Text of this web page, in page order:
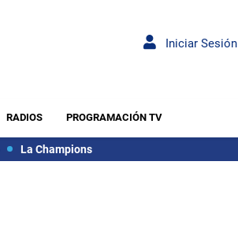
Iniciar Sesión
RADIOS PROGRAMACIÓN TV
La Champions